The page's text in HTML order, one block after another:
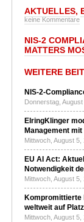
AKTUELLES,
keine Kommentare
NIS-2
MATTERS
WEITERE
NIS-2-
Donnerstag,
ElringKlinger
Management
Mittwoch, August
EU AI Act:
Notwendigkeit
Mittwoch, August
Kompromittierte
weltweit auf
Mittwoch, August